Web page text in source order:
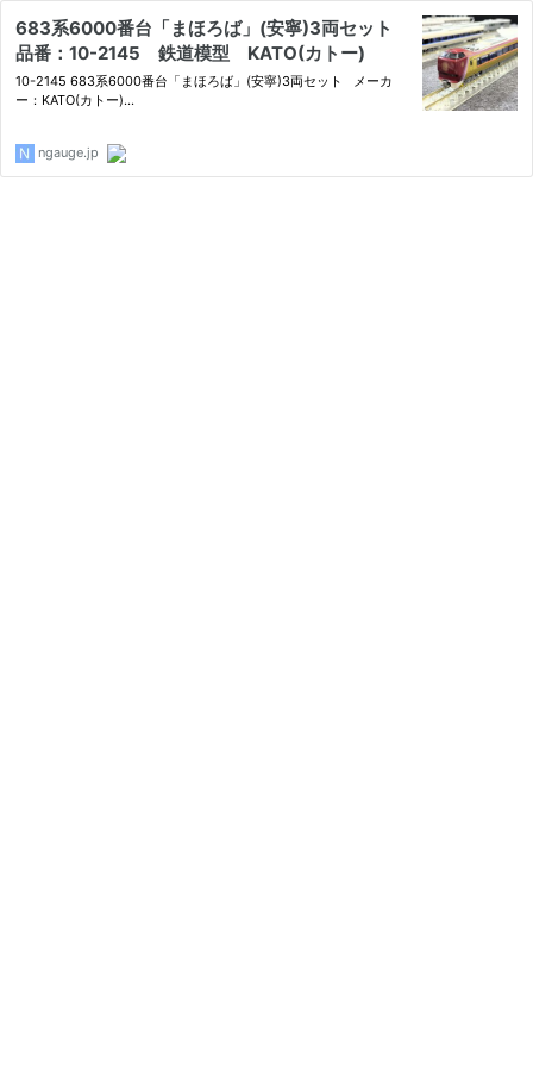
683系6000番台「まほろば」(安寧)3両セット
品番：10-2145 鉄道模型 KATO(カトー)
10-2145 683系6000番台「まほろば」(安寧)3両セット メーカ
ー：KATO(カトー)…
ngauge.jp